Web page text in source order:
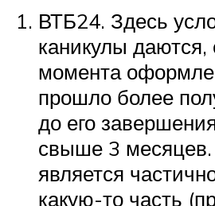
ВТБ24. Здесь
каникулы даются,
момента
прошло более
до его
свыше 3 месяцев.
является
какую-то часть